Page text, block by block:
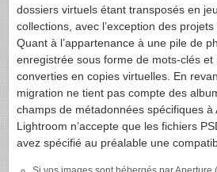
dossiers virtuels étant transposés en
collections, avec l’exception des projets
Quant à l’appartenance à une pile de
enregistrée sous forme de mots-clés et
converties en copies virtuelles. En
migration ne tient pas compte des
champs de métadonnées spécifiques à
Lightroom n’accepte que les fichiers
avez spécifié au préalable une